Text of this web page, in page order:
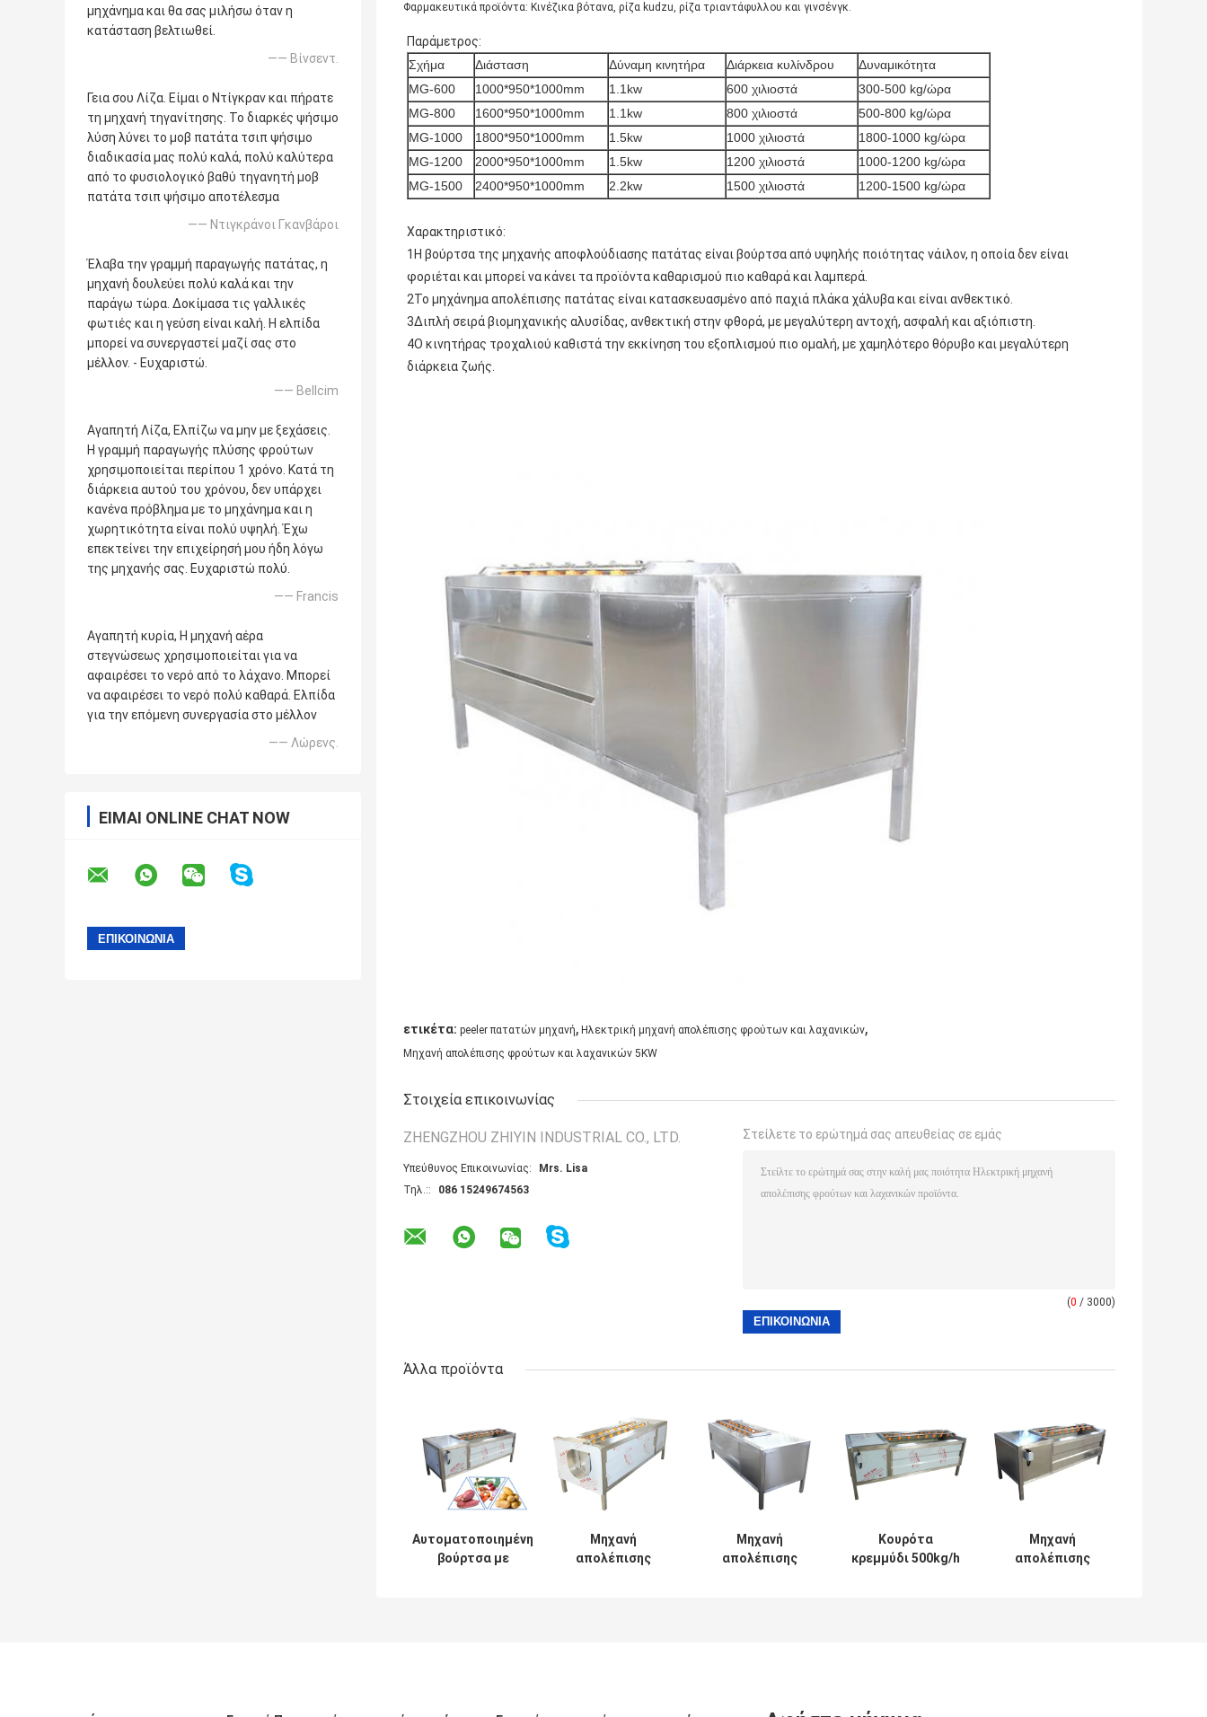
μηχάνημα και θα σας μιλήσω όταν η
κατάσταση βελτιωθεί.
—— Βίνσεντ.
Γεια σου Λίζα. Είμαι ο Ντίγκραν και πήρατε
τη μηχανή τηγανίτησης. Το διαρκές ψήσιμο
λύση λύνει το μοβ πατάτα τσιπ ψήσιμο
διαδικασία μας πολύ καλά, πολύ καλύτερα
από το φυσιολογικό βαθύ τηγανητή μοβ
πατάτα τσιπ ψήσιμο αποτέλεσμα
—— Ντιγκράνοι Γκανβάροι
Έλαβα την γραμμή παραγωγής πατάτας, η
μηχανή δουλεύει πολύ καλά και την
παράγω τώρα. Δοκίμασα τις γαλλικές
φωτιές και η γεύση είναι καλή. Η ελπίδα
μπορεί να συνεργαστεί μαζί σας στο
μέλλον. - Ευχαριστώ.
—— Bellcim
Αγαπητή Λίζα, Ελπίζω να μην με ξεχάσεις.
Η γραμμή παραγωγής πλύσης φρούτων
χρησιμοποιείται περίπου 1 χρόνο. Κατά τη
διάρκεια αυτού του χρόνου, δεν υπάρχει
κανένα πρόβλημα με το μηχάνημα και η
χωρητικότητα είναι πολύ υψηλή. Έχω
επεκτείνει την επιχείρησή μου ήδη λόγω
της μηχανής σας. Ευχαριστώ πολύ.
—— Francis
Αγαπητή κυρία, Η μηχανή αέρα
στεγνώσεως χρησιμοποιείται για να
αφαιρέσει το νερό από το λάχανο. Μπορεί
να αφαιρέσει το νερό πολύ καθαρά. Ελπίδα
για την επόμενη συνεργασία στο μέλλον
—— Λώρενς.
ΕΊΜΑΙ ONLINE CHAT NOW
Φαρμακευτικά προϊόντα: Κινέζικα βότανα, ρίζα kudzu, ρίζα τριαντάφυλλου και γινσένγκ.
Παράμετρος:
Σχήμα
Διάσταση Δύναμη κινητήρα Διάρκεια κυλίνδρου
Δυναμικότητα
MG-600
1000*950*1000mm 1.1kw 600 χιλιοστά
300-500 kg/ώρα
MG-800
1600*950*1000mm 1.1kw 800 χιλιοστά
500-800 kg/ώρα
MG-1000
1800*950*1000mm 1.5kw 1000 χιλιοστά
1800-1000 kg/ώρα
MG-1200
2000*950*1000mm 1.5kw 1200 χιλιοστά
1000-1200 kg/ώρα
MG-1500
2400*950*1000mm 2.2kw 1500 χιλιοστά 1200-1500 kg/ώρα
Χαρακτηριστικό:
1Η βούρτσα της μηχανής αποφλούδιασης πατάτας είναι βούρτσα από υψηλής ποιότητας νάιλον, η οποία δεν είναι
φοριέται και μπορεί να κάνει τα προϊόντα καθαρισμού πιο καθαρά και λαμπερά.
2Το μηχάνημα απολέπισης πατάτας είναι κατασκευασμένο από παχιά πλάκα χάλυβα και είναι ανθεκτικό.
3Διπλή σειρά βιομηχανικής αλυσίδας, ανθεκτική στην φθορά, με μεγαλύτερη αντοχή, ασφαλή και αξιόπιστη.
4Ο κινητήρας τροχαλιού καθιστά την εκκίνηση του εξοπλισμού πιο ομαλή, με χαμηλότερο θόρυβο και μεγαλύτερη
διάρκεια ζωής.
ετικέτα: peeler πατατών μηχανή, Ηλεκτρική μηχανή απολέπισης φρούτων και λαχανικών,
Μηχανή απολέπισης φρούτων και λαχανικών 5KW
Στοιχεία επικοινωνίας
ZHENGZHOU ZHIYIN INDUSTRIAL CO., LTD.
Υπεύθυνος Επικοινωνίας:
Mrs. Lisa
Τηλ.::
086 15249674563
Στείλετε το ερώτημά σας απευθείας σε εμάς
(0 / 3000)
Άλλα προϊόντα
Αυτοματοποιημένη
βούρτσα με
Μηχανή
απολέπισης
Μηχανή
απολέπισης
Κουρότα
κρεμμύδι 500kg/h
Μηχανή
απολέπισης